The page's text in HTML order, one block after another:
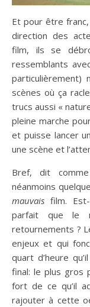
Et pour être
direction des
film, ils se
ressemblants
particulièrement)
scènes où ça
trucs aussi «
pleine marche
et puisse lancer
une scène et
Bref, dit
néanmoins
mauvais film.
parfait que le
retournements ?
enjeux et qui
quart d’heure
final: le plus gros
fort de ce qu’il
rajouter à cette